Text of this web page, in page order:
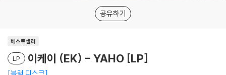
공유하기
베스트셀러
LP 이케이 (EK) - YAHO [LP]